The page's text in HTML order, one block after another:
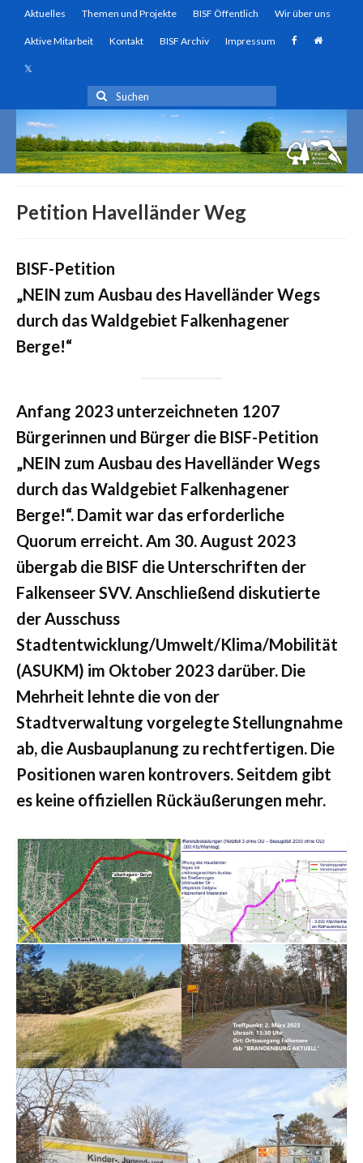
Aktuelles Themen und Projekte BISF Öffentlich Wir über uns
Aktive Mitarbeit Kontakt BISF Archiv Impressum
Suchen
nach:
Petition Havelländer Weg
BISF-Petition
„NEIN zum Ausbau des Havelländer Wegs
durch das Waldgebiet Falkenhagener
Berge!“
Anfang 2023 unterzeichneten 1207
Bürgerinnen und Bürger die BISF-Petition
„NEIN zum Ausbau des Havelländer Wegs
durch das Waldgebiet Falkenhagener
Berge!“. Damit war das erforderliche
Quorum erreicht. Am 30. August 2023
übergab die BISF die Unterschriften der
Falkenseer SVV. Anschließend diskutierte
der Ausschuss
Stadtentwicklung/Umwelt/Klima/Mobilität
(ASUKM) im Oktober 2023 darüber. Die
Mehrheit lehnte die von der
Stadtverwaltung vorgelegte Stellungnahme
ab, die Ausbauplanung zu rechtfertigen. Die
Positionen waren kontrovers. Seitdem gibt
es keine offiziellen Rückäußerungen mehr.